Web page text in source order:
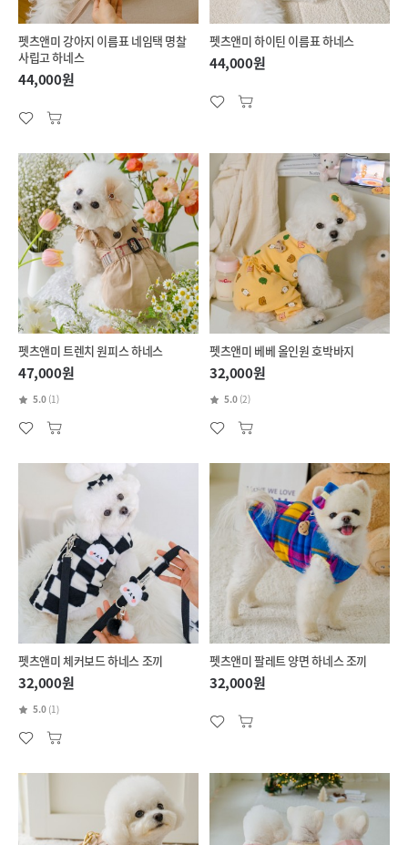
펫츠앤미 강아지 이름표 네임택 명찰
사립고 하네스
44,000원
펫츠앤미 하이틴 이름표 하네스
44,000원
펫츠앤미 트렌치 원피스 하네스
47,000원
5.0 (1)
펫츠앤미 베베 올인원 호박바지
32,000원
5.0 (2)
펫츠앤미 체커보드 하네스 조끼
32,000원
5.0 (1)
펫츠앤미 팔레트 양면 하네스 조끼
32,000원